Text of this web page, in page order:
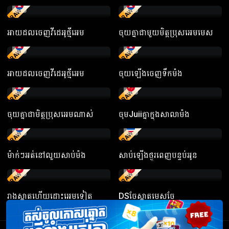
RAW
អាយដលចេញវីដេអូថ្មីអេម
RAW
ចុយគ្នាជាមួយមិត្តប្រុសអេមមេស
RAW
អាយដលចេញវីដេអូថ្មីអេម
RAW
ចុយឡើងចេញទឹកម៉ង
RAW
ចុយគ្នាជាមិត្តប្រុសអេមណាស់
RAW
ចុមJuiiគ្នាក្នុងសាលាម៉ង
RAW
ម៉ាក់ៗអត់នៅលួយសាប់ម៉ង
RAW
សាប់ឡើងថ្ងូរពេញបន្ទប់អូន
RAW
រាងស្អាតហើយដោះអេមទៀត
RAW
DSចែស្អាតមេសចែ